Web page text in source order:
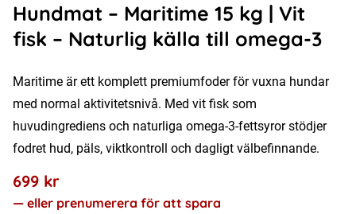
Hundmat – Maritime 15 kg | Vit
fisk – Naturlig källa till omega-3
Maritime är ett komplett premiumfoder för vuxna hundar
med normal aktivitetsnivå. Med vit fisk som
huvudingrediens och naturliga omega-3-fettsyror stödjer
fodret hud, päls, viktkontroll och dagligt välbefinnande.
699 kr
— eller prenumerera för att spara